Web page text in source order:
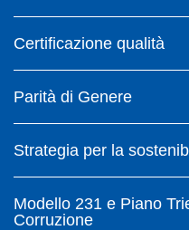
Certificazione qualità
Parità di Genere
Strategia per la
Modello 231 e Piano
Corruzione